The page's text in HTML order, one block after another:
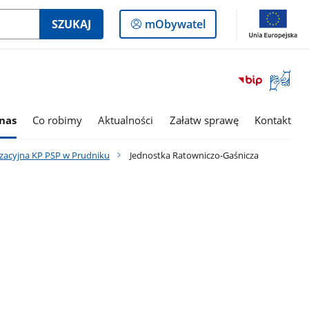
SZUKAJ
Logowanie
do
mObywatel
Otwórz
okno
Co robimy Aktualności Załatw sprawę Kontakt
KP PSP w Prudniku Jednostka Ratowniczo-Gaśnicza